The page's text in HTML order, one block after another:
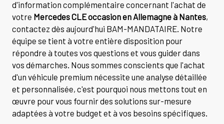
d'information complémentaire concernant l'achat de
votre Mercedes CLE occasion en Allemagne à Nantes,
contactez dès aujourd'hui BAM-MANDATAIRE. Notre
équipe se tient à votre entière disposition pour
répondre à toutes vos questions et vous guider dans
vos démarches. Nous sommes conscients que l'achat
d'un véhicule premium nécessite une analyse détaillée
et personnalisée, c'est pourquoi nous mettons tout en
œuvre pour vous fournir des solutions sur-mesure
adaptées à votre budget et à vos besoins spécifiques.